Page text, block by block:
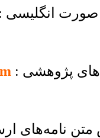
صورت انگلیسی
پژوهشی
متن نامه‌های